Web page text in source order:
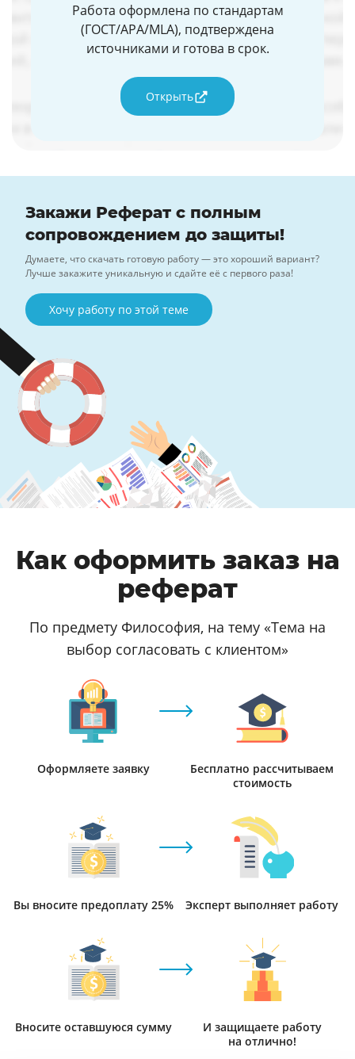
Работа оформлена по стандартам
(ГОСТ/APA/MLA), подтверждена
источниками и готова в срок.
Открыть
Закажи Реферат с полным
сопровождением до защиты!
Думаете, что скачать готовую работу — это хороший вариант?
Лучше закажите уникальную и сдайте её с первого раза!
Хочу работу по этой теме
Как оформить заказ на
реферат
По предмету Философия, на тему «Тема на
выбор согласовать с клиентом»
Оформляете заявку
Бесплатно рассчитываем
стоимость
Вы вносите предоплату 25% Эксперт выполняет работу
Вносите оставшуюся сумму
И защищаете работу
на отлично!